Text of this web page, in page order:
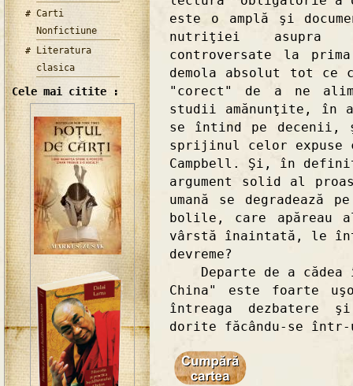
Carti
Nonfictiune
Literatura
clasica
Cele mai citite :
este o amplă şi
nutriţiei asupra
controversate la
demola absolut tot ce
"corect" de a ne
studii amănunţite, în
se întind pe
sprijinul celor expuse
Campbell. Şi, în
argument solid al
umană se
bolile, care apăreau
vârstă înaintată, le
devreme?
Departe de a
China" este foarte
întreaga dezbatere
dorite făcându-se